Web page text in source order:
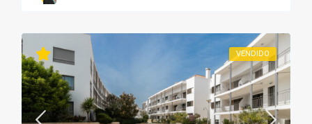
VENDIDO